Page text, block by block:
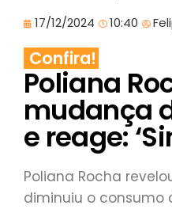
17/12/2024 10:40
Confira!
Poliana
mudança
e reage:
Poliana Rocha
diminuiu o consumo